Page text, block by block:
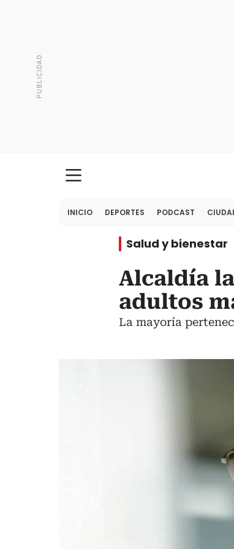
INICIO DEPORTES PODCAST
Salud y bienestar
Alcaldía
adultos
La mayoría